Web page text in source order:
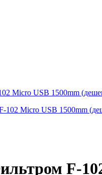
Micro USB 1500mm
F-